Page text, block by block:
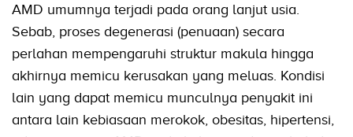
AMD umumnya terjadi pada orang lanjut usia.
Sebab, proses degenerasi (penuaan) secara
perlahan mempengaruhi struktur makula hingga
akhirnya memicu kerusakan yang meluas. Kondisi
lain yang dapat memicu munculnya penyakit ini
antara lain kebiasaan merokok, obesitas, hipertensi,